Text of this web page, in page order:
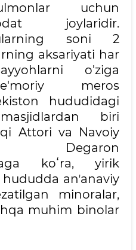
uchun
joylaridir.
ularning soni 2
aksariyati har
o'ziga
meros
hududidagi
biri
Attori va Navoiy
Degaron
koʻra, yirik
anʼanaviy
minoralar,
muhim binolar